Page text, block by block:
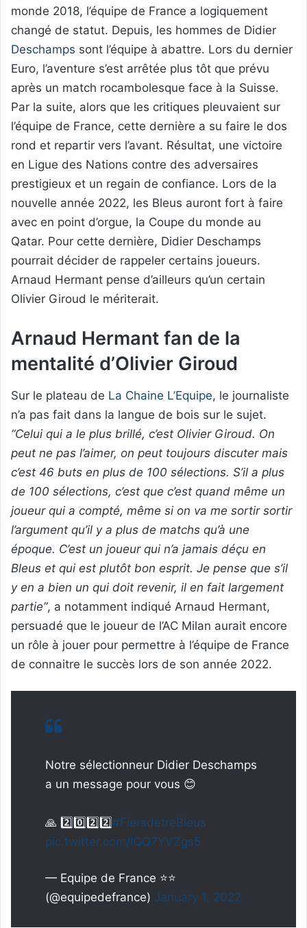
monde 2018, l’équipe de France a logiquement
changé de statut. Depuis, les hommes de Didier
Deschamps sont l’équipe à abattre. Lors du dernier
Euro, l’aventure s’est arrêtée plus tôt que prévu
après un match rocambolesque face à la Suisse.
Par la suite, alors que les critiques pleuvaient sur
l’équipe de France, cette dernière a su faire le dos
rond et repartir vers l’avant. Résultat, une victoire
en Ligue des Nations contre des adversaires
prestigieux et un regain de confiance. Lors de la
nouvelle année 2022, les Bleus auront fort à faire
avec en point d’orgue, la Coupe du monde au
Qatar. Pour cette dernière, Didier Deschamps
pourrait décider de rappeler certains joueurs.
Arnaud Hermant pense d’ailleurs qu’un certain
Olivier Giroud le mériterait.
Arnaud Hermant fan de la
mentalité d’Olivier Giroud
Sur le plateau de La Chaine L’Equipe, le journaliste
n’a pas fait dans la langue de bois sur le sujet.
“Celui qui a le plus brillé, c’est Olivier Giroud. On
peut ne pas l’aimer, on peut toujours discuter mais
c’est 46 buts en plus de 100 sélections. S’il a plus
de 100 sélections, c’est que c’est quand même un
joueur qui a compté, même si on va me sortir sortir
l’argument qu’il y a plus de matchs qu’à une
époque. C’est un joueur qui n’a jamais déçu en
Bleus et qui est plutôt bon esprit. Je pense que s’il
y en a bien un qui doit revenir, il en fait largement
partie”, a notamment indiqué Arnaud Hermant,
persuadé que le joueur de l’AC Milan aurait encore
un rôle à jouer pour permettre à l’équipe de France
de connaitre le succès lors de son année 2022.
Notre sélectionneur Didier Deschamps
a un message pour vous 😊
🙏 2️⃣0️⃣2️⃣2️⃣#FiersdetreBleus
pic.twitter.com/IQQ7YVZgs5
— Equipe de France ⭐⭐
(@equipedefrance) January 1, 2022